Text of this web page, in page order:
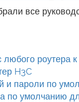
все
любого роутера
H3C
и пароли по
по умолчанию